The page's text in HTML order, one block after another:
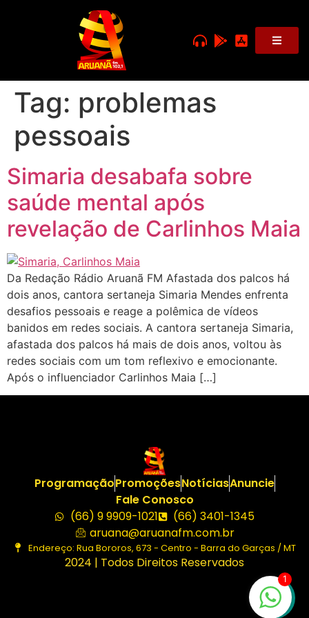
Tag: problemas
pessoais
Simaria desabafa sobre
saúde mental após
revelação de Carlinhos Maia
Da Redação Rádio Aruanã FM Afastada dos palcos há
dois anos, cantora sertaneja Simaria Mendes enfrenta
desafios pessoais e reage a polêmica de vídeos
banidos em redes sociais. A cantora sertaneja Simaria,
afastada dos palcos há mais de dois anos, voltou às
redes sociais com um tom reflexivo e emocionante.
Após o influenciador Carlinhos Maia […]
ProgramaçãoPromoçõesNotíciasAnuncie
Fale Conosco
(66) 9 9909-1021
(66) 3401-1345
aruana@aruanafm.com.br
Endereço: Rua Bororos, 673 - Centro - Barra do Garças / MT
2024 | Todos Direitos Reservados
1